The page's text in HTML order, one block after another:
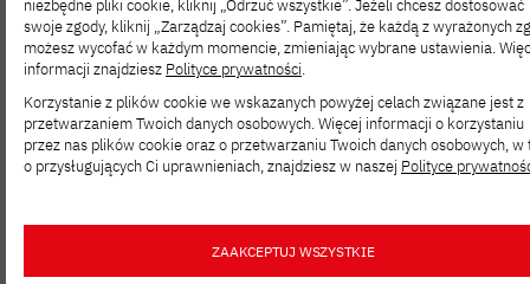
Nabór do programu podnoszenia
i przekwalifikowania kompetencji cyfrowych
niezbędne pliki cookie, kliknij „Odrzuć wszystkie”. Jeżeli chcesz dostosować
swoje zgody, kliknij „Zarządzaj cookies”. Pamiętaj, że każdą z wyrażonych
możesz wycofać w każdym momencie, zmieniając wybrane ustawienia.
informacji znajdziesz Polityce prywatności.
Korzystanie z plików cookie we wskazanych powyżej celach związane jest z
przetwarzaniem Twoich danych osobowych. Więcej informacji o korzystaniu
przez nas plików cookie oraz o przetwarzaniu Twoich danych osobowych, w
o przysługujących Ci uprawnieniach, znajdziesz w naszej Polityce
ZAAKCEPTUJ WSZYSTKIE